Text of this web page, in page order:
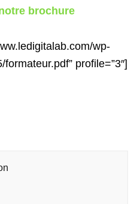
brochure
wp-
profile=”3″]